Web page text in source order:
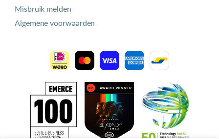
Misbruik melden
Algemene voorwaarden